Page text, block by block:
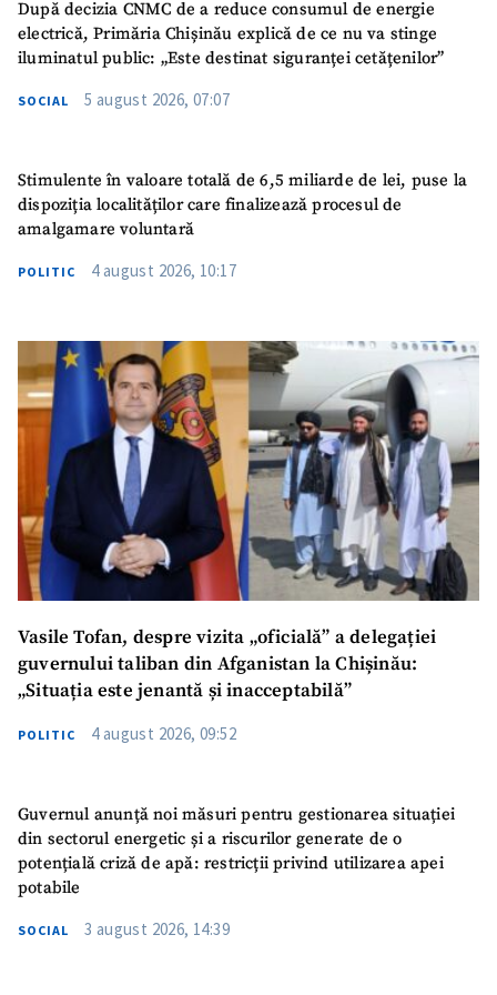
SUSȚINE
După decizia CNMC de a reduce consumul de energie
electrică, Primăria Chișinău explică de ce nu va stinge
iluminatul public: „Este destinat siguranței cetățenilor”
SOCIAL 5 august 2026, 07:07
Stimulente în valoare totală de 6,5 miliarde de lei, puse la
dispoziția localităților care finalizează procesul de
amalgamare voluntară
POLITIC 4 august 2026, 10:17
Vasile Tofan, despre vizita „oficială” a delegației
guvernului taliban din Afganistan la Chișinău:
„Situația este jenantă și inacceptabilă”
POLITIC 4 august 2026, 09:52
Guvernul anunță noi măsuri pentru gestionarea situației
din sectorul energetic și a riscurilor generate de o
potențială criză de apă: restricții privind utilizarea apei
potabile
SOCIAL 3 august 2026, 14:39